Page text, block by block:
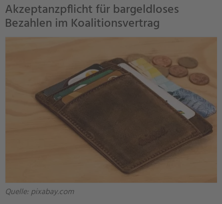
Akzeptanzpflicht für bargeldloses
Bezahlen im Koalitionsvertrag
Quelle: pixabay.com